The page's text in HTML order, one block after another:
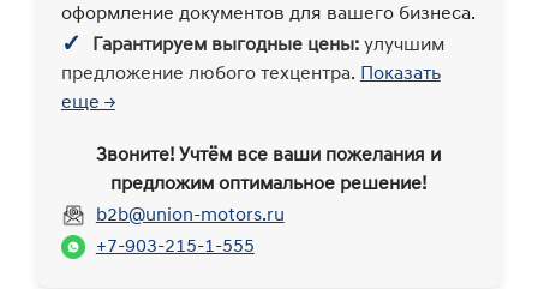
оформление документов для вашего бизнеса.
✓ Гарантируем выгодные цены:улучшим
предложение любого техцентра.
Показать
еще →
Звоните! Учтём все ваши пожелания и
предложим оптимальное решение!
b2b@union-motors.ru
+7-903-215-1-555